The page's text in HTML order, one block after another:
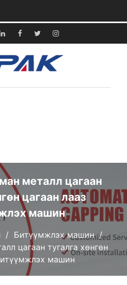
LinkedinFacebook
TwitterInstagram
металл цагаан
цагаан лааз
машин
Битүүмжлэх машин
цагаан тугалга хөнгөн
машин